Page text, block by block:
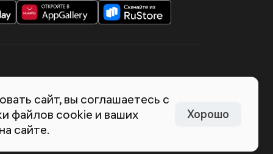
сайт, вы соглашаетесь с
файлов cookie и ваших
сайте.
Хорошо
Лебедева